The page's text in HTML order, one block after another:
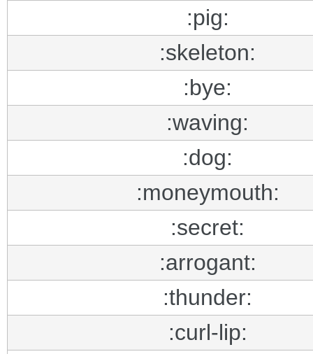
:pig:
:skeleton:
:bye:
:waving:
:dog:
:moneymouth:
:secret:
:arrogant:
:thunder:
:curl-lip: